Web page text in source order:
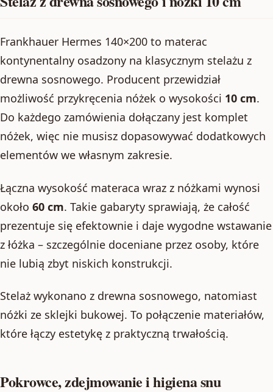
Frankhauer Hermes 140×200 to materac
kontynentalny osadzony na klasycznym stelażu z
drewna sosnowego. Producent przewidział
możliwość przykręcenia nóżek o wysokości 10 cm.
Do każdego zamówienia dołączany jest komplet
nóżek, więc nie musisz dopasowywać dodatkowych
elementów we własnym zakresie.
Łączna wysokość materaca wraz z nóżkami wynosi
około 60 cm. Takie gabaryty sprawiają, że całość
prezentuje się efektownie i daje wygodne wstawanie
z łóżka – szczególnie doceniane przez osoby, które
nie lubią zbyt niskich konstrukcji.
Stelaż wykonano z drewna sosnowego, natomiast
nóżki ze sklejki bukowej. To połączenie materiałów,
które łączy estetykę z praktyczną trwałością.
Pokrowce, zdejmowanie i higiena snu